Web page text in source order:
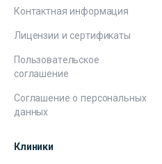
Контактная информация
Лицензии и сертификаты
Пользовательское
соглашение
Соглашение о персональных
данных
Клиники